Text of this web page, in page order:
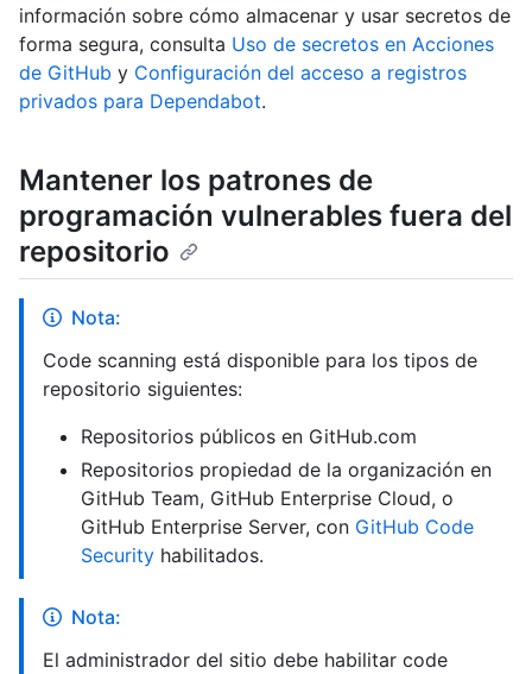
información sobre cómo almacenar y usar secretos de
forma segura, consulta Uso de secretos en Acciones
de GitHub y Configuración del acceso a registros
privados para Dependabot.
Mantener los patrones de
programación vulnerables fuera del
repositorio
Nota:
Code scanning está disponible para los tipos de
repositorio siguientes:
Repositorios públicos en GitHub.com
Repositorios propiedad de la organización en
GitHub Team, GitHub Enterprise Cloud, o
GitHub Enterprise Server, con GitHub Code
Security habilitados.
Nota:
El administrador del sitio debe habilitar code